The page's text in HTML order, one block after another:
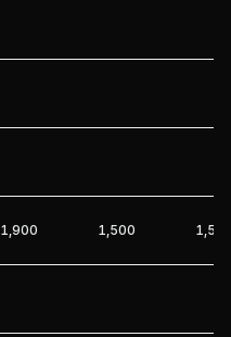
1,900 1,500